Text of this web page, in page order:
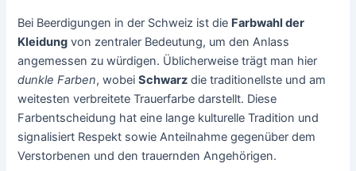
Bei Beerdigungen in der Schweiz ist die Farbwahl der
Kleidung von zentraler Bedeutung, um den Anlass
angemessen zu würdigen. Üblicherweise trägt man hier
dunkle Farben, wobeiSchwarz die traditionellste und am
weitesten verbreitete Trauerfarbe darstellt. Diese
Farbentscheidung hat eine lange kulturelle Tradition und
signalisiert Respekt sowie Anteilnahme gegenüber dem
Verstorbenen und den trauernden Angehörigen.